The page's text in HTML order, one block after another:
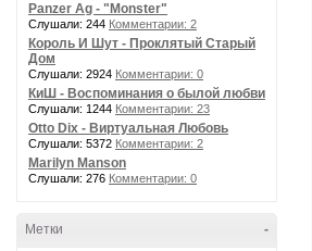
Panzer Ag - "Monster"
Слушали: 244 Комментарии: 2
Король И Шут - Проклятый Старый
Дом
Слушали: 2924 Комментарии: 0
КиШ - Воспоминания о былой любви
Слушали: 1244 Комментарии: 23
Otto Dix - Виртуальная Любовь
Слушали: 5372 Комментарии: 2
Marilyn Manson
Слушали: 276 Комментарии: 0
-
Метки